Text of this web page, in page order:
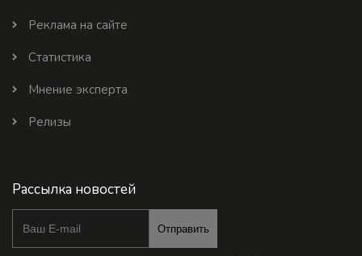
Реклама на сайте
Статистика
Мнение эксперта
Релизы
Рассылка новостей
Отправить